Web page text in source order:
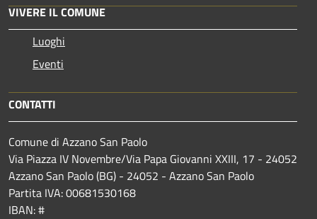
VIVERE IL COMUNE
Luoghi
Eventi
CONTATTI
Comune di Azzano San Paolo
Via Piazza IV Novembre/Via Papa Giovanni XXIII, 17 - 24052
Azzano San Paolo (BG) - 24052 - Azzano San Paolo
Partita IVA: 00681530168
IBAN: #